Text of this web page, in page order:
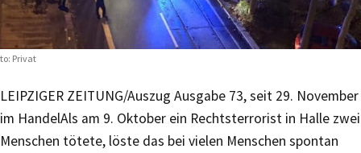
Privat
LEIPZIGER ZEITUNG/Auszug Ausgabe 73, seit 29. November
im HandelAls am 9. Oktober ein Rechtsterrorist in Halle zwei
Menschen tötete, löste das bei vielen Menschen spontan